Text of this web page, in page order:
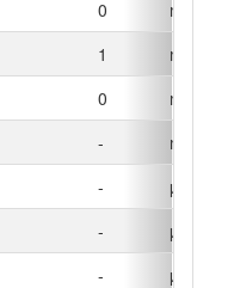
0
mg
1
mg
0
mg
-
mg
-
µg
-
µg
-
µg